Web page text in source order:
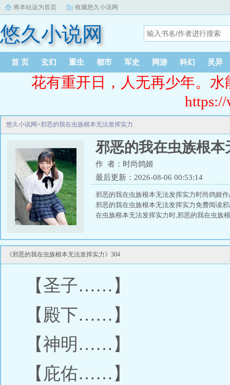
将本站设为首页 收藏悠久小说网
悠久小说网
首 页 玄幻 重生 都市 军史 网游 科幻 灵异
花有重开日，人无再少年。
悠久小说网>邪恶的我在虫族根本无法发挥实力
邪恶的我在虫族根本
作 者：时尚鸽姬
最后更新：2026-08-06 00:53:14
邪恶的我在虫族根本无法发挥实力时尚鸽姬
邪恶的我在虫族根本无法发挥实力免费阅读
在虫族根本无法发挥实力时,邪恶的我在虫族
《邪恶的我在虫族根本无法发挥实力》304
【圣子……】
【殿下……】
【神明……】
【庇佑……】